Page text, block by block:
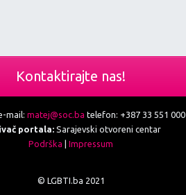
Kontaktirajte nas!
mail: matej@soc.ba telefon: +387 33 551 000
portala: Sarajevski otvoreni centar
Podrška
Impressum
© LGBTI.ba 2021